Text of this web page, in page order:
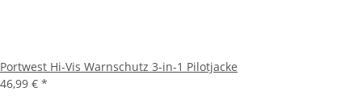
Portwest Hi-Vis Warnschutz 3-in-1 Pilotjacke
46,99 € *